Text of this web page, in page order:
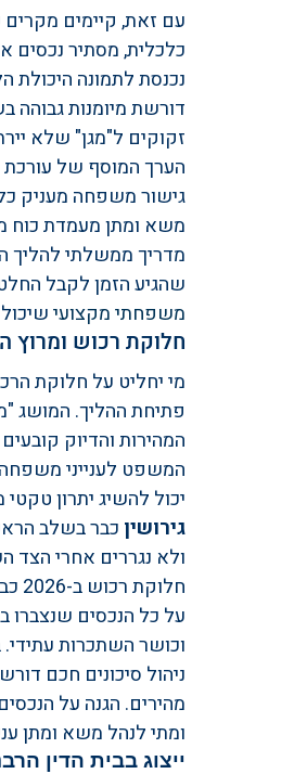
עם זאת, קיימים
כלכלית, מסתיר נכסים
נכנסת לתמונה היכולת
דורשת מיומנות
זקוקים ל"מגן" שלא
הערך המוסף של עורכת
גישור משפחה מעניק
משא ומתן מעמדת כוח
מדריך ממשלתי להליך
שהגיע הזמן לקבל
משפחתי מקצועי
חלוקת רכוש ומרוץ
מי יחליט על חלוקת
פתיחת ההליך. המושג
המהירות והדיוק
המשפט לענייני
יכול להשיג יתרון
גירושין כבר בשלב
ולא נגררים אחרי הצד
על כל הנכסים שנצברו
וכושר השתכרות
ניהול סיכונים חכם
מהירים. הגנה על
ומתי לנהל משא ומתן
ייצוג בבית הדין